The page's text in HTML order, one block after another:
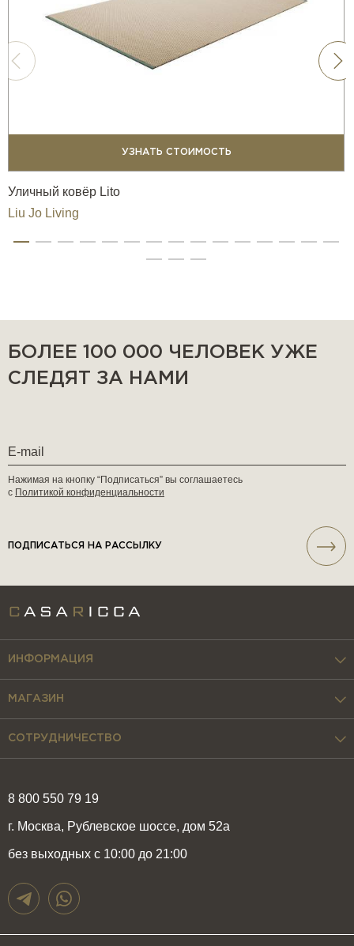
УЗНАТЬ СТОИМОСТЬ
Уличный ковёр Lito
Liu Jo Living
БОЛЕЕ 100 000 ЧЕЛОВЕК УЖЕ
СЛЕДЯТ ЗА НАМИ
Нажимая на кнопку “Подписаться” вы соглашаетесь
с Политикой конфиденциальности
ПОДПИСАТЬСЯ НА РАССЫЛКУ
8 800 550 79 19
г. Москва, Рублевское шоссе, дом 52а
без выходных с 10:00 до 21:00
ИНФОРМАЦИЯ
МАГАЗИН
СОТРУДНИЧЕСТВО